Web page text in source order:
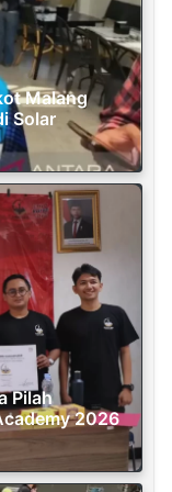
Malang
Solar
Pilah
2026